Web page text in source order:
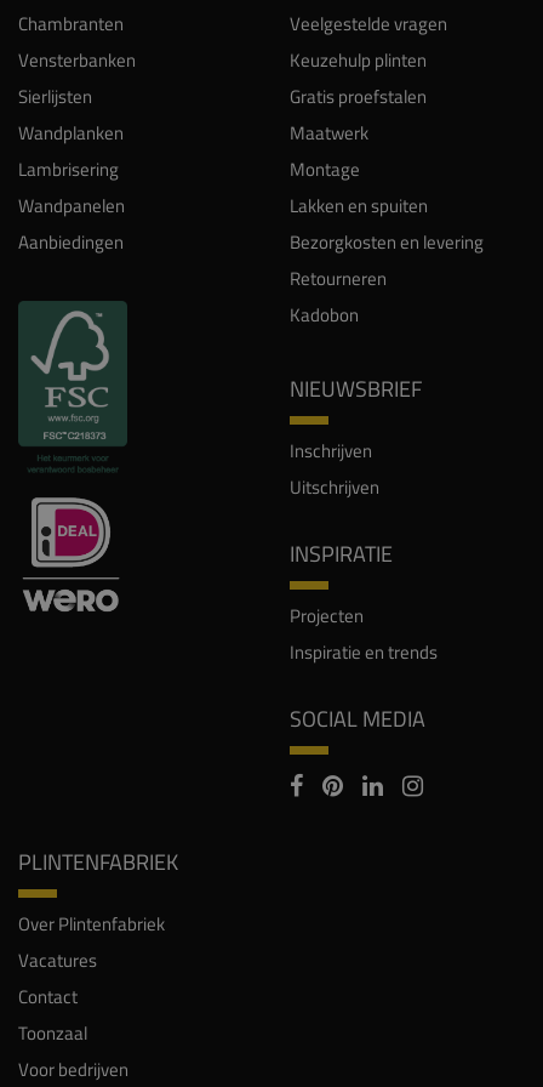
Chambranten
Vensterbanken
Sierlijsten
Wandplanken
Lambrisering
Wandpanelen
Aanbiedingen
Veelgestelde vragen
Keuzehulp plinten
Gratis proefstalen
Maatwerk
Montage
Lakken en spuiten
Bezorgkosten en levering
Retourneren
Kadobon
NIEUWSBRIEF
Inschrijven
Uitschrijven
INSPIRATIE
Projecten
Inspiratie en trends
SOCIAL MEDIA
PLINTENFABRIEK
Over Plintenfabriek
Vacatures
Contact
Toonzaal
Voor bedrijven